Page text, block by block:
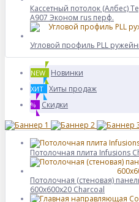
Кассетный потолок (Албес)
А907 Эконом rus перф.
Угловой профиль PLL
NEW Новинки
ХИТ Хиты продаж
% Скидки
Потолочная плита Infusions
Потолочная (стеновая)
600x600x20 Charcoal